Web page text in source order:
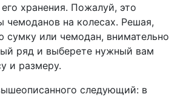
хранения. Пожалуй, это
чемоданов на колесах. Решая,
сумку или чемодан, внимательно
ряд и выберете нужный вам
и размеру.
следующий: в